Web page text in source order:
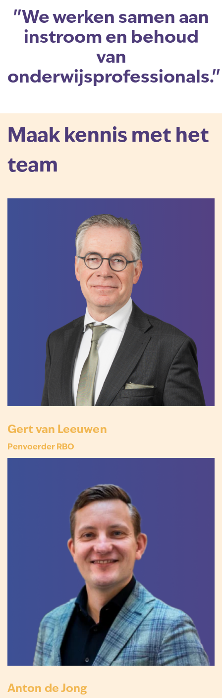
''We werken samen aan
instroom en behoud
van
onderwijsprofessionals.''
Maak kennis met het
team
Gert van Leeuwen
Penvoerder RBO
Anton de Jong